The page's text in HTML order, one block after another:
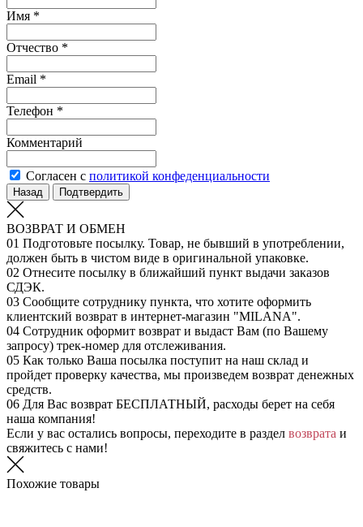
Имя *
Отчество *
Email *
Телефон *
Комментарий
Согласен с политикой конфеденциальности
Назад Подтвердить
ВОЗВРАТ И ОБМЕН
01 Подготовьте посылку. Товар, не бывший в употреблении,
должен быть в чистом виде в оригинальной упаковке.
02 Отнесите посылку в ближайший пункт выдачи заказов
СДЭК.
03 Сообщите сотруднику пункта, что хотите оформить
клиентский возврат в интернет-магазин "MILANA".
04 Сотрудник оформит возврат и выдаст Вам (по Вашему
запросу) трек-номер для отслеживания.
05 Как только Ваша посылка поступит на наш склад и
пройдет проверку качества, мы произведем возврат денежных
средств.
06 Для Вас возврат БЕСПЛАТНЫЙ, расходы берет на себя
наша компания!
Если у вас остались вопросы, переходите в раздел возврата и
свяжитесь с нами!
Похожие товары